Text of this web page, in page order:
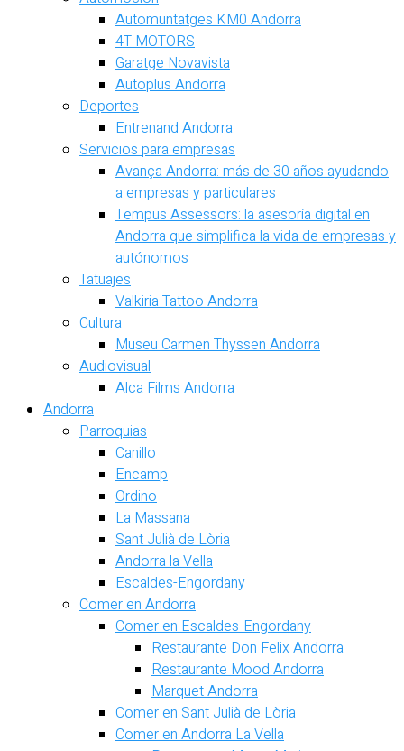
Automuntatges KM0 Andorra
4T MOTORS
Garatge Novavista
Autoplus Andorra
Deportes
Entrenand Andorra
Servicios para empresas
Avança Andorra: más de 30 años ayudando
a empresas y particulares
Tempus Assessors: la asesoría digital en
Andorra que simplifica la vida de empresas y
autónomos
Tatuajes
Valkiria Tattoo Andorra
Cultura
Museu Carmen Thyssen Andorra
Audiovisual
Alca Films Andorra
Andorra
Parroquias
Canillo
Encamp
Ordino
La Massana
Sant Julià de Lòria
Andorra la Vella
Escaldes-Engordany
Comer en Andorra
Comer en Escaldes-Engordany
Restaurante Don Felix Andorra
Restaurante Mood Andorra
Marquet Andorra
Comer en Sant Julià de Lòria
Comer en Andorra La Vella